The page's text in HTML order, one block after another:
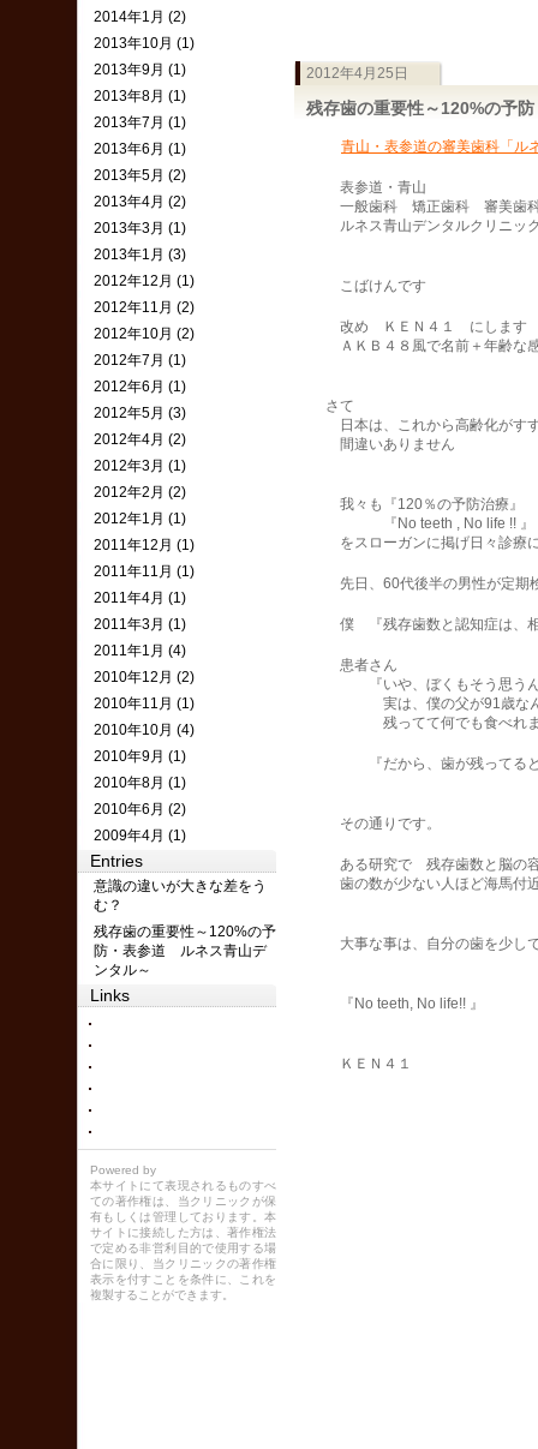
2012年4月25日
残存歯の重要性～120%の予
青山・表参道の審美歯科「ル
表参道・青山
一般歯科 矯正歯科 審美歯
ルネス青山デンタルクリニッ
こばけんです
改め ＫＥＮ４１ にします
ＡＫＢ４８風で名前＋年齢な感
さて
日本は、これから高齢化がすす
間違いありません
我々も『120％の予防治療』
『No teeth , No life !! 』
をスローガンに掲げ日々診療に
先日、60代後半の男性が定期検
僕 『残存歯数と認知症は、相
患者さん
『いや、ぼくもそう思うん
実は、僕の父が91歳なんで
残ってて何でも食べれますし
『だから、歯が残ってるとい
その通りです。
ある研究で 残存歯数と脳の容
歯の数が少ない人ほど海馬付近
大事な事は、自分の歯を少しで
『No teeth, No life!! 』
ＫＥＮ４１
2014年1月 (2)
2013年10月 (1)
2013年9月 (1)
2013年8月 (1)
2013年7月 (1)
2013年6月 (1)
2013年5月 (2)
2013年4月 (2)
2013年3月 (1)
2013年1月 (3)
2012年12月 (1)
2012年11月 (2)
2012年10月 (2)
2012年7月 (1)
2012年6月 (1)
2012年5月 (3)
2012年4月 (2)
2012年3月 (1)
2012年2月 (2)
2012年1月 (1)
2011年12月 (1)
2011年11月 (1)
2011年4月 (1)
2011年3月 (1)
2011年1月 (4)
2010年12月 (2)
2010年11月 (1)
2010年10月 (4)
2010年9月 (1)
2010年8月 (1)
2010年6月 (2)
2009年4月 (1)
Entries
意識の違いが大きな差をう
む？
残存歯の重要性～120%の予
防・表参道 ルネス青山デ
ンタル～
Links
Powered by
本サイトにて表現されるものすべ
ての著作権は、当クリニックが保
有もしくは管理しております。本
サイトに接続した方は、著作権法
で定める非営利目的で使用する場
合に限り、当クリニックの著作権
表示を付すことを条件に、これを
複製することができます。